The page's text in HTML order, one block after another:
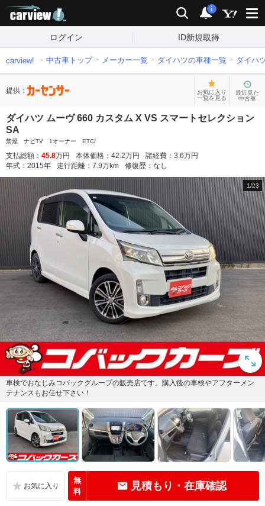
検索 通知
i
ログイン ID新規取得
carview! 中古車トップ メーカー一覧 ダイハツの車種一覧 ダイハ
提供：
お気に入り
一覧を見る
最近見た
中古車
ダイハツ ムーヴ 660 カスタム X VS スマートセレクション
SA
禁煙 ナビTV 1オーナー ETC/
支払総額： 45.8万円 本体価格： 42.2万円 諸経費： 3.6万円
年式： 2015年 走行距離： 7.9万km 修復歴： なし
1/23
車検でおなじみコバックグループの販売店です。購入後の車検やアフターメン
テナンスもお任せ下さい！
無
料
見積もり・在庫確認